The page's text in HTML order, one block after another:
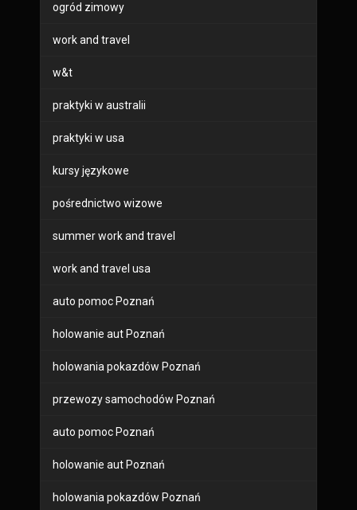
ogród zimowy
work and travel
w&t
praktyki w australii
praktyki w usa
kursy językowe
pośrednictwo wizowe
summer work and travel
work and travel usa
auto pomoc Poznań
holowanie aut Poznań
holowania pokazdów Poznań
przewozy samochodów Poznań
auto pomoc Poznań
holowanie aut Poznań
holowania pokazdów Poznań